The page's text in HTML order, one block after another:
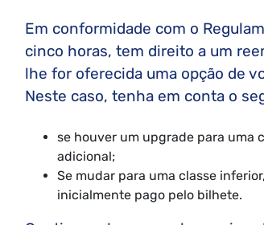
Em conformidade com o
cinco horas, tem direito a um
lhe for oferecida uma opção de
Neste caso, tenha em conta o
se houver um upgrade para uma
adicional;
Se mudar para uma classe
inicialmente pago pelo bilhete.